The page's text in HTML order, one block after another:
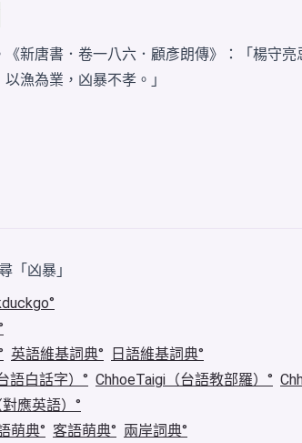
《新唐書．卷一八六．顧彥朗傳》：「楊守亮
以漁為業，凶暴不孝。」
「凶暴」
英語維基詞典
日語維基詞典
語白話字）
ChhoeTaigi（台語教部羅）
應英語）
萌典 客語萌典
兩岸詞典